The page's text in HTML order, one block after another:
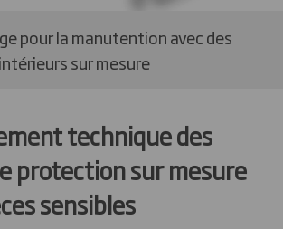
pour la manutention avec des
sur mesure
technique des
protection sur mesure
sensibles